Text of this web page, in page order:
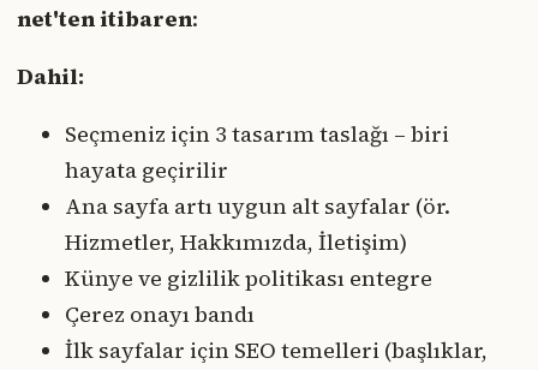
net'ten itibaren:
Dahil:
Seçmeniz için 3 tasarım taslağı – biri
hayata geçirilir
Ana sayfa artı uygun alt sayfalar (ör.
Hizmetler, Hakkımızda, İletişim)
Künye ve gizlilik politikası entegre
Çerez onayı bandı
İlk sayfalar için SEO temelleri (başlıklar,